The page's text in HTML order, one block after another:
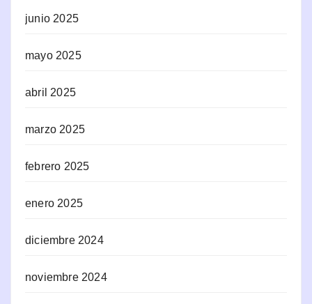
junio 2025
mayo 2025
abril 2025
marzo 2025
febrero 2025
enero 2025
diciembre 2024
noviembre 2024